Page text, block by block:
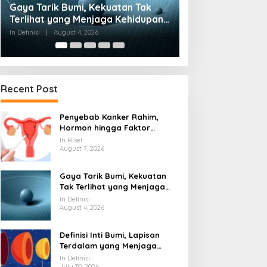
Definisi Inti Bumi, Lapisan
Terdalam yang Menjaga
Kehidupan Planet
In Definisi July 30, 2026
Recent Post
Penyebab Kanker Rahim,
Hormon hingga Faktor
Genetik Perlu Diwaspadai
In Riset
August 7, 2026
Gaya Tarik Bumi, Kekuatan
Tak Terlihat yang Menjaga
Kehidupan Tetap Berpijak
In Definisi
August 4, 2026
Definisi Inti Bumi, Lapisan
Terdalam yang Menjaga
Kehidupan Planet
In Definisi